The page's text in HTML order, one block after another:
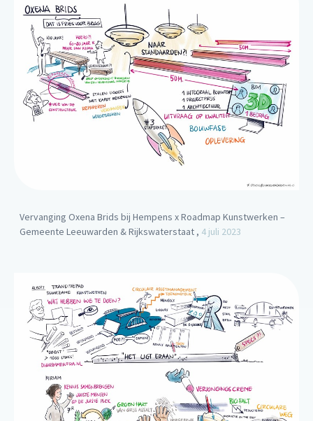
Vervanging Oxena Brids bij Hempens x Roadmap Kunstwerken –
Gemeente Leeuwarden & Rijkswaterstaat , 4 juli 2023